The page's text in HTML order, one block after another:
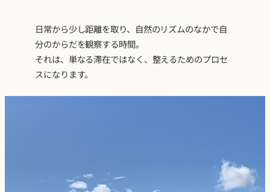
日常から少し距離を取り、自然のリズムのなかで自
分のからだを観察する時間。
それは、単なる滞在ではなく、整えるためのプロセ
スになります。